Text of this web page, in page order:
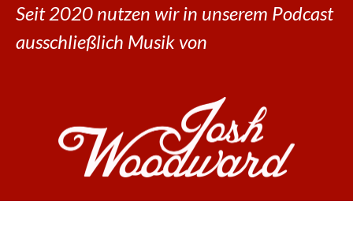
Seit 2020 nutzen wir in unserem Podcast
ausschließlich Musik von